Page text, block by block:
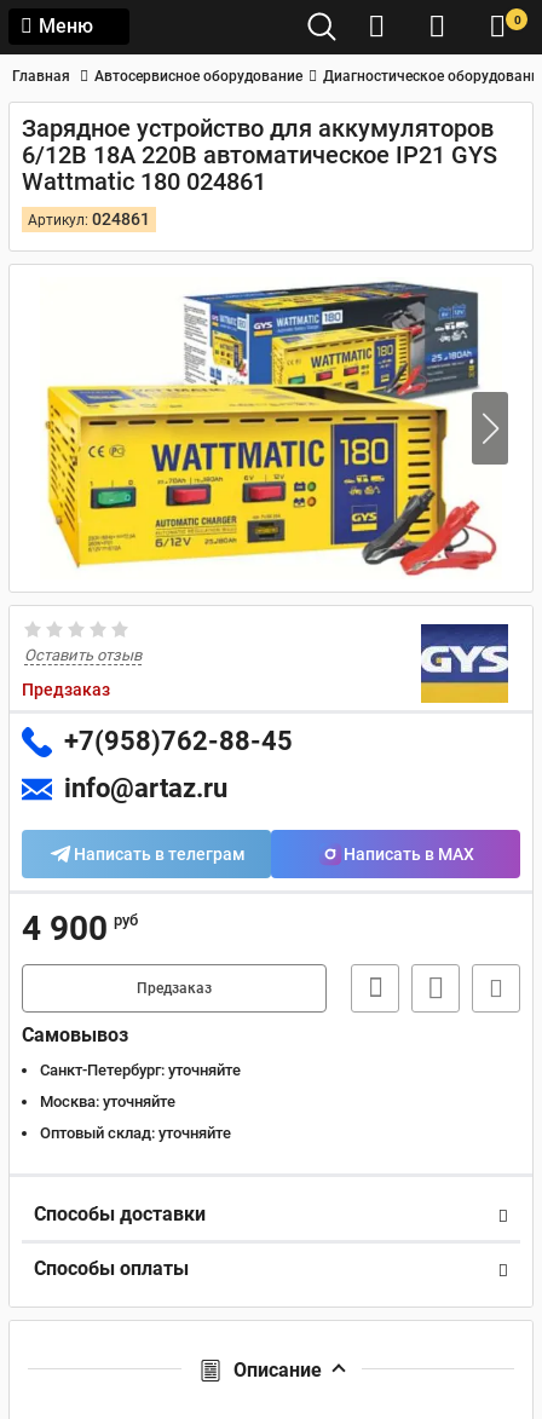
Меню 0
Главная Автосервисное оборудование Диагностическое
Зарядное устройство для аккумуляторов
6/12В 18А 220В автоматическое IP21 GYS
Wattmatic 180 024861
Артикул: 024861
Оставить отзыв
Предзаказ
+7(958)762-88-45
info@artaz.ru
Написать в телеграм Написать в MAX
4 900 руб
Предзаказ
Самовывоз
Санкт-Петербург: уточняйте
Москва: уточняйте
Оптовый склад: уточняйте
Способы доставки
Способы оплаты
Описание